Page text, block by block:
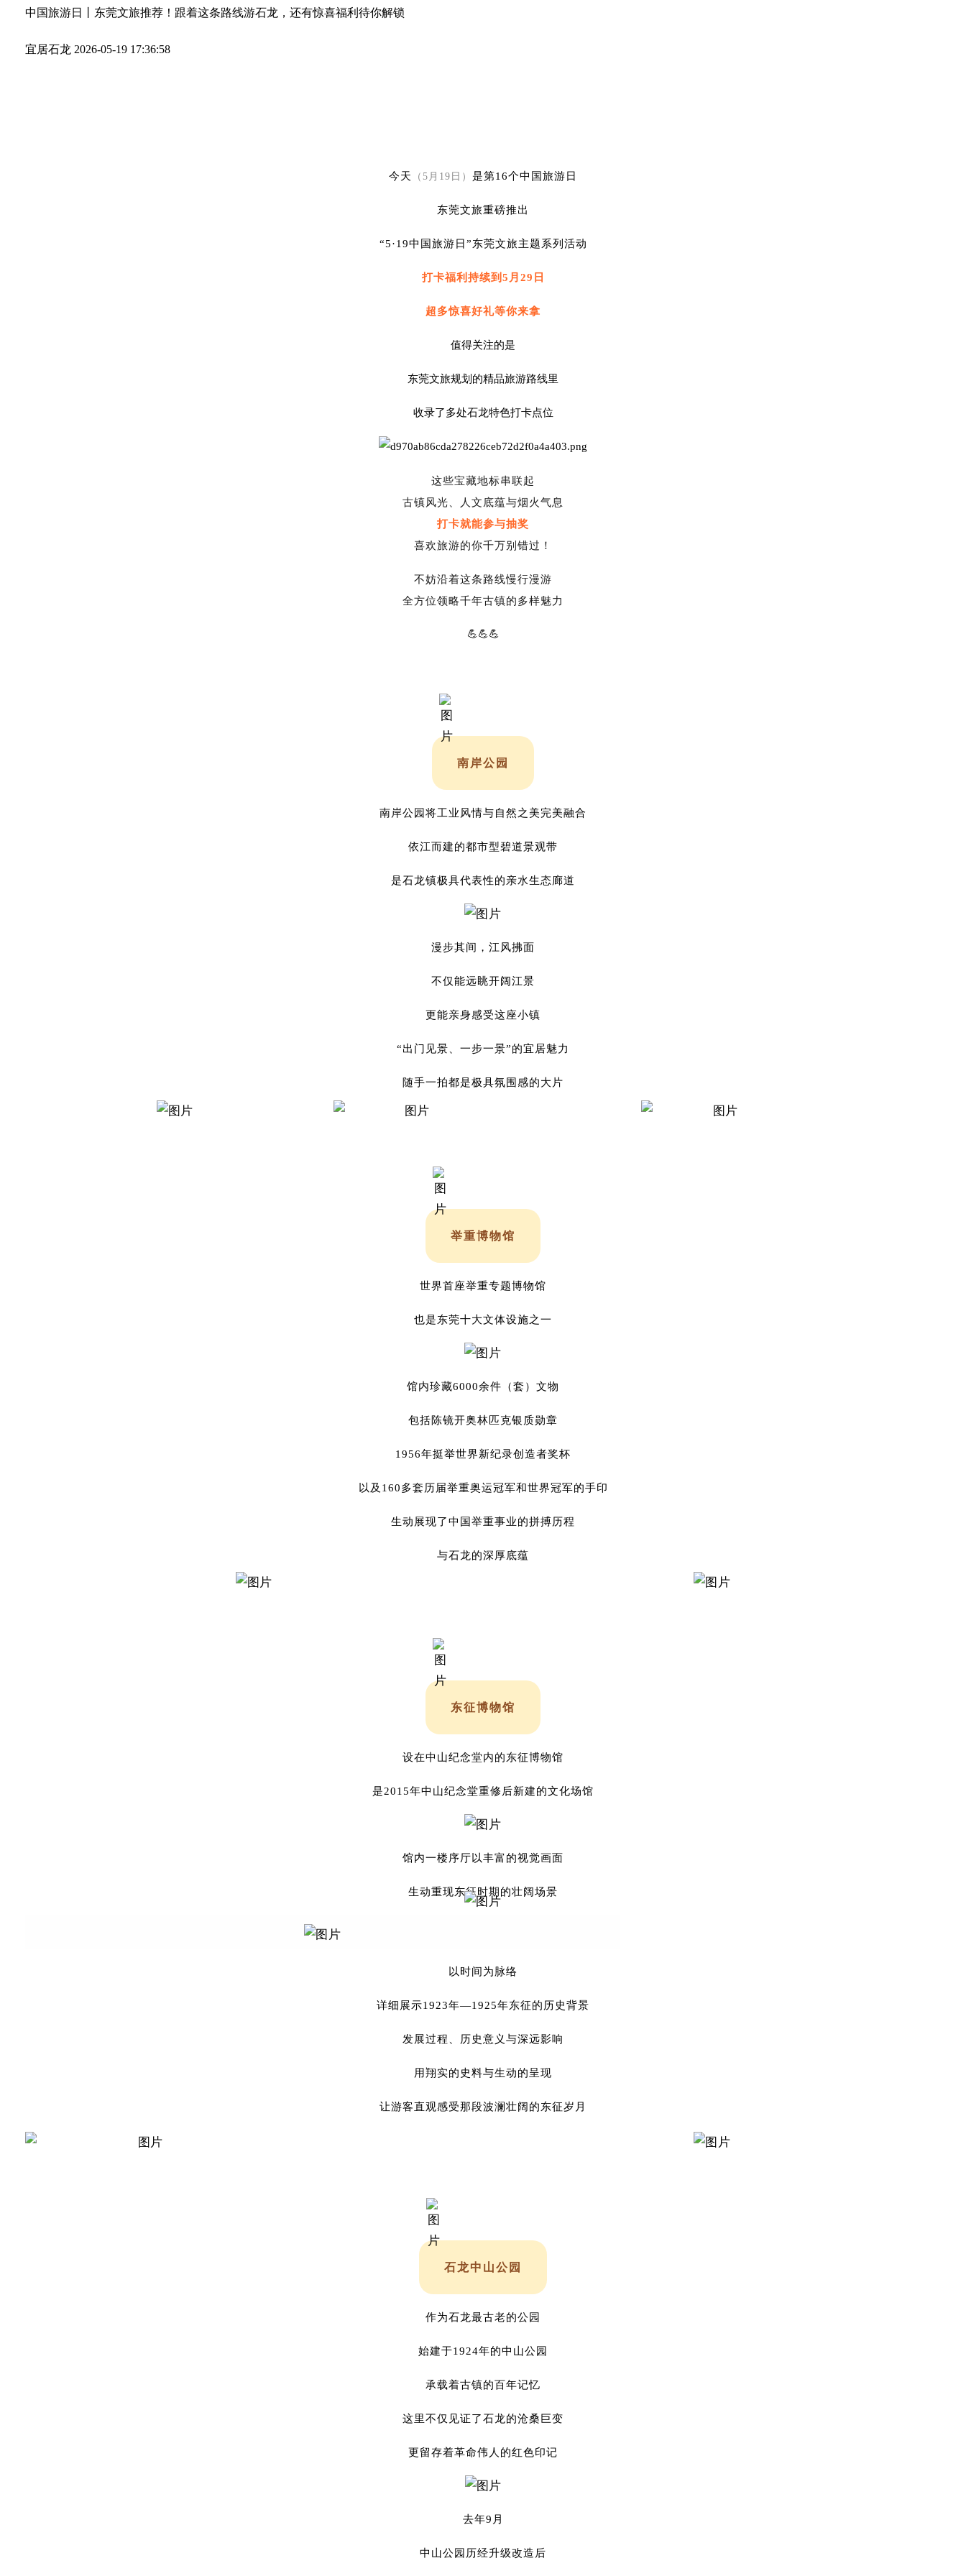
中国旅游日丨东莞文旅推荐！跟着这条路线游石龙，还有惊喜福利待你解锁
宜居石龙 2026-05-19 17:36:58
今天 （5月19日） 是第16个中国旅游日
东莞文旅重磅推出
“5·19中国旅游日”东莞文旅主题系列活动
打卡福利持续到5月29日
超多惊喜好礼等你来拿
值得关注的是
东莞文旅规划的精品旅游路线里
收录了多处石龙特色打卡点位
这些宝藏地标串联起
古镇风光、人文底蕴与烟火气息
打卡就能参与抽奖
喜欢旅游的你千万别错过！
不妨沿着这条路线慢行漫游
全方位领略千年古镇的多样魅力
💪💪💪
南岸公园
南岸公园将工业风情与自然之美完美融合
依江而建的都市型碧道景观带
是石龙镇极具代表性的亲水生态廊道
漫步其间，江风拂面
不仅能远眺开阔江景
更能亲身感受这座小镇
“出门见景、一步一景”的宜居魅力
随手一拍都是极具氛围感的大片
举重博物馆
世界首座举重专题博物馆
也是东莞十大文体设施之一
馆内珍藏6000余件（套）文物
包括陈镜开奥林匹克银质勋章
1956年挺举世界新纪录创造者奖杯
以及160多套历届举重奥运冠军和世界冠军的手印
生动展现了中国举重事业的拼搏历程
与石龙的深厚底蕴
东征博物馆
设在中山纪念堂内的东征博物馆
是2015年中山纪念堂重修后新建的文化场馆
馆内一楼序厅以丰富的视觉画面
生动重现东征时期的壮阔场景
以时间为脉络
详细展示1923年—1925年东征的历史背景
发展过程、历史意义与深远影响
用翔实的史料与生动的呈现
让游客直观感受那段波澜壮阔的东征岁月
石龙中山公园
作为石龙最古老的公园
始建于1924年的中山公园
承载着古镇的百年记忆
这里不仅见证了石龙的沧桑巨变
更留存着革命伟人的红色印记
去年9月
中山公园历经升级改造后